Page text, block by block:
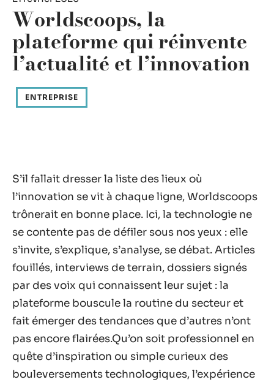
Worldscoops, la
plateforme qui réinvente
l’actualité et l’innovation
ENTREPRISE
S’il fallait dresser la liste des lieux où
l’innovation se vit à chaque ligne, Worldscoops
trônerait en bonne place. Ici, la technologie ne
se contente pas de défiler sous nos yeux : elle
s’invite, s’explique, s’analyse, se débat. Articles
fouillés, interviews de terrain, dossiers signés
par des voix qui connaissent leur sujet : la
plateforme bouscule la routine du secteur et
fait émerger des tendances que d’autres n’ont
pas encore flairées.Qu’on soit professionnel en
quête d’inspiration ou simple curieux des
bouleversements technologiques, l’expérience